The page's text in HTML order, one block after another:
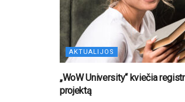
AKTUALIJOS
„WoW University“ kviečia
projektą